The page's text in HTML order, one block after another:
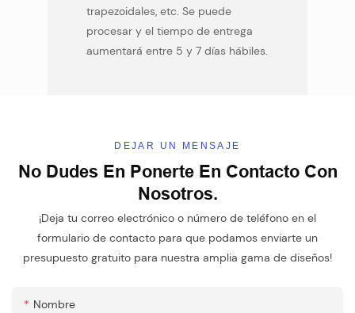
trapezoidales, etc. Se puede
procesar y el tiempo de entrega
aumentará entre 5 y 7 días hábiles.
DEJAR UN MENSAJE
No Dudes En Ponerte En Contacto Con
Nosotros.
¡Deja tu correo electrónico o número de teléfono en el
formulario de contacto para que podamos enviarte un
presupuesto gratuito para nuestra amplia gama de diseños!
Nombre